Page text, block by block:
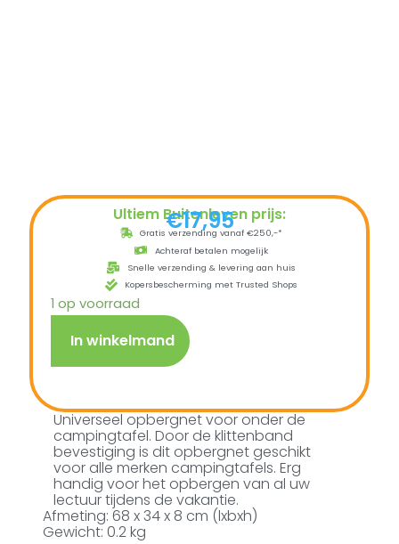
Ultiem Buitenleven prijs:
€17,95
Gratis verzending vanaf €250,-*
Achteraf betalen mogelijk
Snelle verzending & levering aan huis
Kopersbescherming met Trusted Shops
1 op voorraad
In winkelmand
Universeel opbergnet voor onder de
campingtafel. Door de klittenband
bevestiging is dit opbergnet geschikt
voor alle merken campingtafels. Erg
handig voor het opbergen van al uw
lectuur tijdens de vakantie.
Afmeting: 68 x 34 x 8 cm (lxbxh)
Gewicht: 0.2 kg